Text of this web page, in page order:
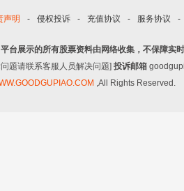
声明 - 侵权投诉 - 充值协议 - 服务协议 -
展示的所有股票资料由网络收集，不保障实
题请联系客服人员解决问题] 投诉邮箱
,All Rights Reserved.